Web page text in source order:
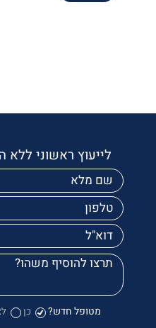
לייעוץ ראשוני ללא
מטופל חדש? כן